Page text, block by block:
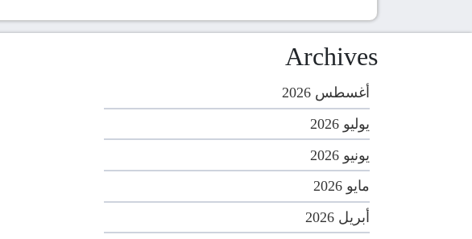
Archives
أغسطس 2026
يوليو 2026
يونيو 2026
مايو 2026
أبريل 2026